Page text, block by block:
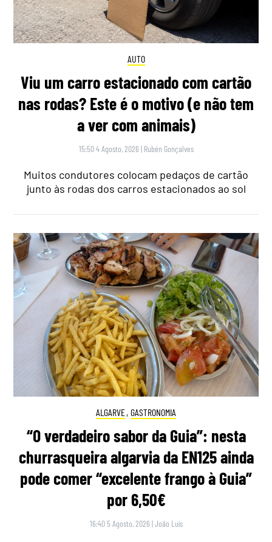
AUTO
Viu um carro estacionado com cartão
nas rodas? Este é o motivo (e não tem
a ver com animais)
15:50 4 Agosto, 2026 | Rubén Gonçalves
Muitos condutores colocam pedaços de cartão
junto às rodas dos carros estacionados ao sol
ALGARVE, GASTRONOMIA
“O verdadeiro sabor da Guia”: nesta
churrasqueira algarvia da EN125 ainda
pode comer “excelente frango à Guia”
por 6,50€
16:40 5 Agosto, 2026 |João Luís